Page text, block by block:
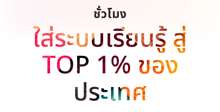
ชั่วโมง
ใส่ระบบเรียนรู้ สู่
TOP 1% ของ
ประเทศ